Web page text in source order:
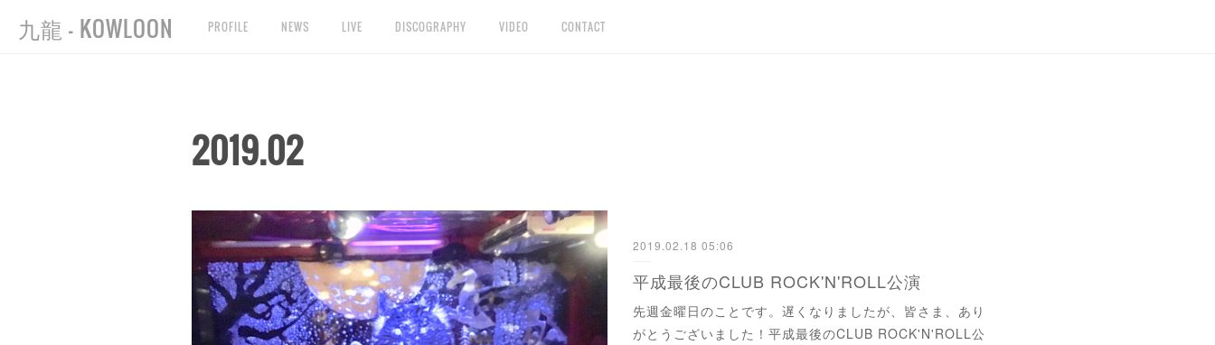
九龍 - KOWLOON PROFILE NEWS LIVE DISCOGRAPHY VIDEO CONTACT
2019.02
2019.02.18 05:06
平成最後のCLUB ROCK'N'ROLL公演
先週金曜日のことです。遅くなりましたが、皆さま、あり
がとうございました！平成最後のCLUB ROCK'N'ROLL公